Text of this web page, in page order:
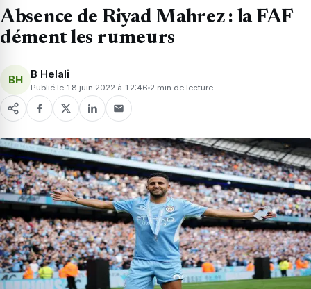
Absence de Riyad Mahrez : la FAF
dément les rumeurs
BH B Helali
Publié le 18 juin 2022 à 12:46 2 min de lecture